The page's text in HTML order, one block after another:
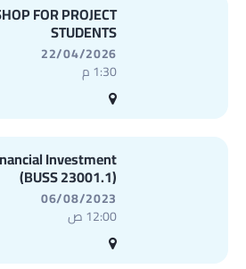
FOR PROJECT
STUDENTS
22/04/2026
1:30 م
Investment
(BUSS 23001.1)
06/08/2023
12:00 ص